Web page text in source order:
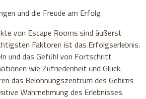
und die Freude am Erfolg
von Escape Rooms sind äußerst
Faktoren ist das Erfolgserlebnis.
und das Gefühl von Fortschritt
wie Zufriedenheit und Glück.
das Belohnungszentrum des Gehirns
Wahrnehmung des Erlebnisses.